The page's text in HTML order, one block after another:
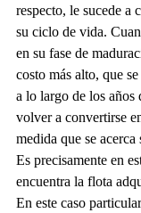
respecto, le sucede a
su ciclo de vida.
en su fase de
costo más alto, que
a lo largo de los años
volver a convertirse
medida que se
Es precisamente en
encuentra la flota
En este caso